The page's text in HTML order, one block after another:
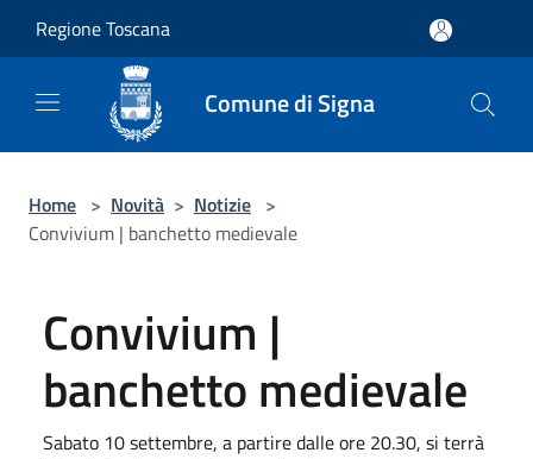
Regione Toscana
Comune di Signa
Home > Novità > Notizie >
Convivium | banchetto medievale
Convivium |
banchetto medievale
Sabato 10 settembre, a partire dalle ore 20.30, si terrà